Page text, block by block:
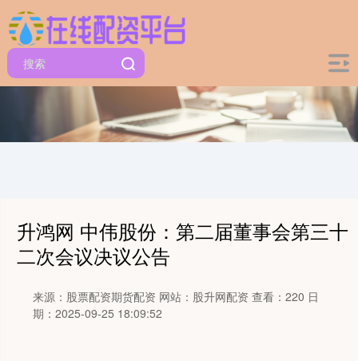
升鸿网 中伟股份：第二届董事会第三十
二次会议决议公告
来源：股票配资期货配资 网站：股升网配资 查看：220 日
期：2025-09-25 18:09:52